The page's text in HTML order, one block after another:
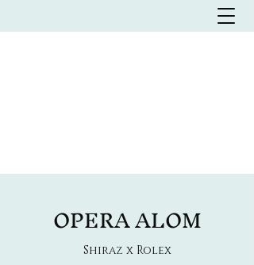
OPERA ALOM
Shiraz x Rolex